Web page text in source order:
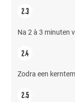
Na 2 à 3 minuten
Zodra een